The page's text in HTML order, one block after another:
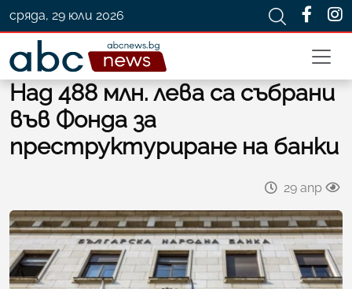
сряда, 29 юли 2026
Над 488 млн. лева са събрани
във Фонда за
преструктуриране на банки
29 апр